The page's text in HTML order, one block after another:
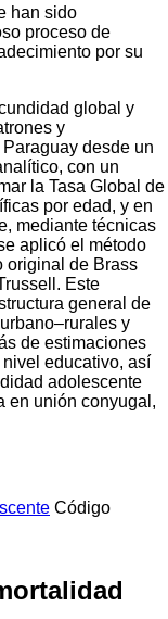
han sido
proceso de
por su
global y
y
desde un
con un
la Tasa Global de
por edad, y en
mediante técnicas
aplicó el método
original de Brass
Este
general de
y
de estimaciones
educativo, así
adolescente
en unión conyugal,
Código